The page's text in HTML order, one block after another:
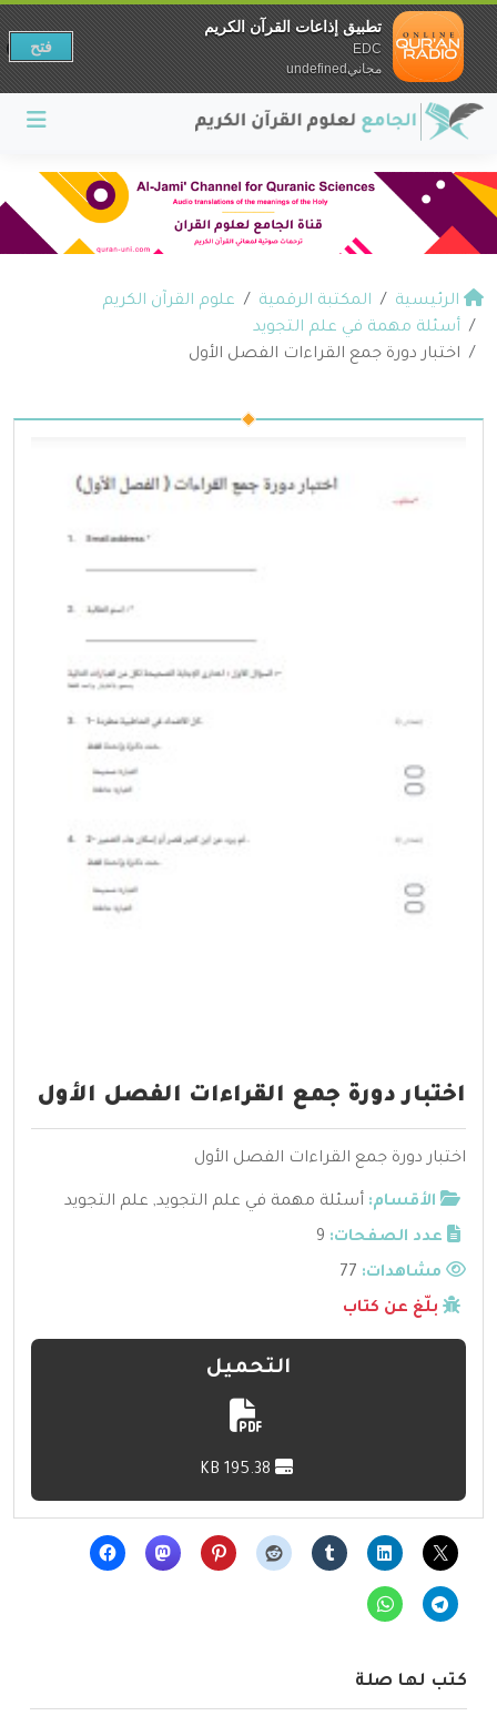
الرئيسية المكتبة الرقمية
علوم القرآن الكريم
أسئلة مهمة في علم التجويد
اختبار دورة جمع القراءات الفصل الأول
اختبار دورة جمع القراءات الفصل الأول
اختبار دورة جمع القراءات الفصل الأول
الأقسام: أسئلة مهمة في علم التجويد, علم التجويد
عدد الصفحات: 9
مشاهدات:
بلّغ عن كتاب
التحميل
كتب لها صلة
تطبيق إذاعات القرآن الكريم
EDC
مجانيundefined
فتح